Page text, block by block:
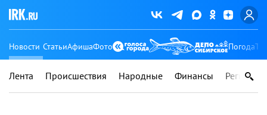
Новости СтатьиАфишаФото Погода
Лента Происшествия Народные Финансы Регионы